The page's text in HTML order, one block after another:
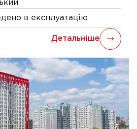
в експлуатацію
Детальніше